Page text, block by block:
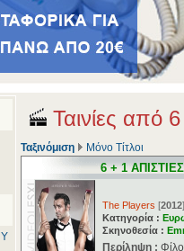
Υ
Ταινίες από 6
Ταξινόμιση Μόνο Τίτλοι
6 + 1 ΑΠΙΣΤΙΕΣ
The Players [2012]
Κατηγορία :
Σκηνοθεσία :
Περίληψη :